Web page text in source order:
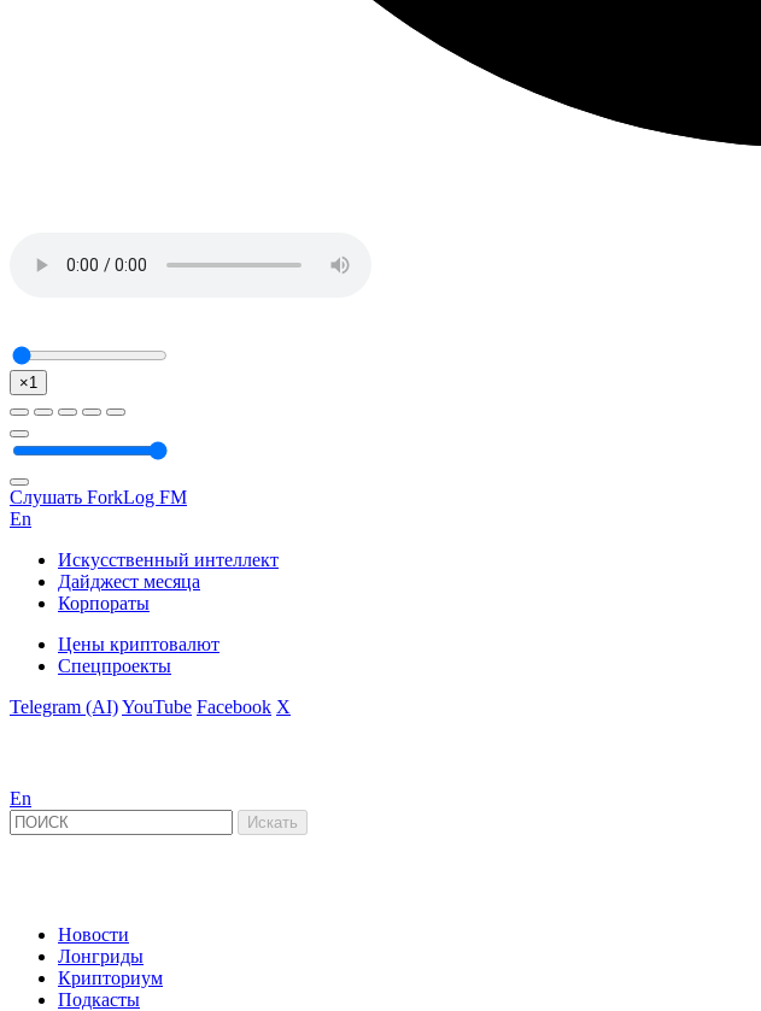
×1
Слушать ForkLog FM
En
Искусственный интеллект
Дайджест месяца
Корпораты
Цены криптовалют
Спецпроекты
Telegram (AI)YouTube Facebook X
En
Новости
Лонгриды
Крипториум
Подкасты